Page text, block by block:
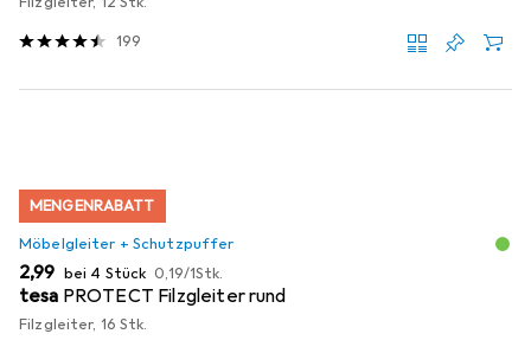
199
MENGENRABATT
Möbelgleiter + Schutzpuffer
EUR
2,99 bei 4 Stück EUR
0,19/1Stk.
tesa PROTECT Filzgleiter rund
Filzgleiter, 16 Stk.